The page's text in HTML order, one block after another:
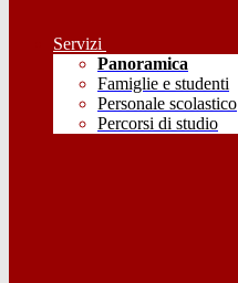
Servizi
Panoramica
Famiglie e studenti
Personale scolastico
Percorsi di studio